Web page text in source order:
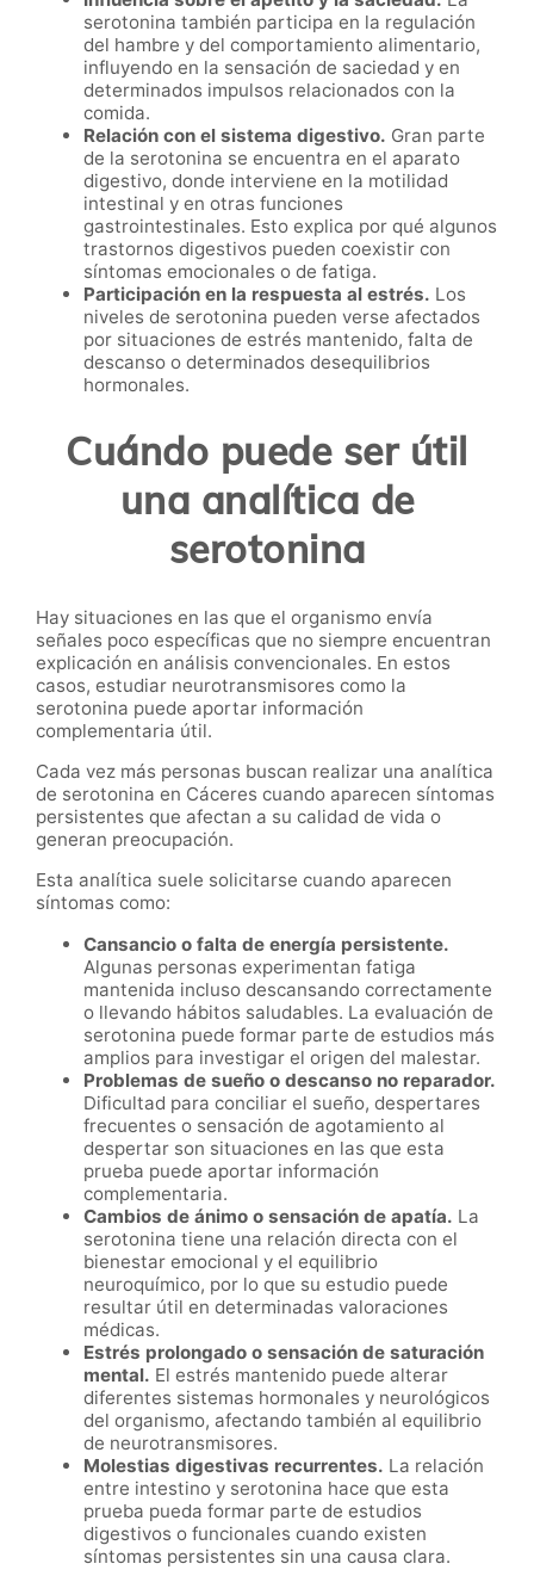
serotonina también participa en la regulación
del hambre y del comportamiento alimentario,
influyendo en la sensación de saciedad y en
determinados impulsos relacionados con la
comida.
Relación con el sistema digestivo. Gran parte
de la serotonina se encuentra en el aparato
digestivo, donde interviene en la motilidad
intestinal y en otras funciones
gastrointestinales. Esto explica por qué algunos
trastornos digestivos pueden coexistir con
síntomas emocionales o de fatiga.
Participación en la respuesta al estrés. Los
niveles de serotonina pueden verse afectados
por situaciones de estrés mantenido, falta de
descanso o determinados desequilibrios
hormonales.
Cuándo puede ser útil
una analítica de
serotonina
Hay situaciones en las que el organismo envía
señales poco específicas que no siempre encuentran
explicación en análisis convencionales. En estos
casos, estudiar neurotransmisores como la
serotonina puede aportar información
complementaria útil.
Cada vez más personas buscan realizar una analítica
de serotonina en Cáceres cuando aparecen síntomas
persistentes que afectan a su calidad de vida o
generan preocupación.
Esta analítica suele solicitarse cuando aparecen
síntomas como:
Cansancio o falta de energía persistente.
Algunas personas experimentan fatiga
mantenida incluso descansando correctamente
o llevando hábitos saludables. La evaluación de
serotonina puede formar parte de estudios más
amplios para investigar el origen del malestar.
Problemas de sueño o descanso no reparador.
Dificultad para conciliar el sueño, despertares
frecuentes o sensación de agotamiento al
despertar son situaciones en las que esta
prueba puede aportar información
complementaria.
Cambios de ánimo o sensación de apatía. La
serotonina tiene una relación directa con el
bienestar emocional y el equilibrio
neuroquímico, por lo que su estudio puede
resultar útil en determinadas valoraciones
médicas.
Estrés prolongado o sensación de saturación
mental. El estrés mantenido puede alterar
diferentes sistemas hormonales y neurológicos
del organismo, afectando también al equilibrio
de neurotransmisores.
Molestias digestivas recurrentes. La relación
entre intestino y serotonina hace que esta
prueba pueda formar parte de estudios
digestivos o funcionales cuando existen
síntomas persistentes sin una causa clara.